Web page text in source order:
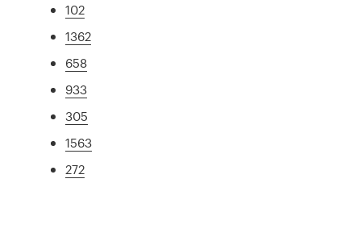
102
1362
658
933
305
1563
272